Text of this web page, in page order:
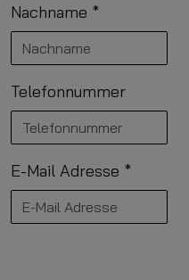
Nachname *
Telefonnummer
E-Mail Adresse *